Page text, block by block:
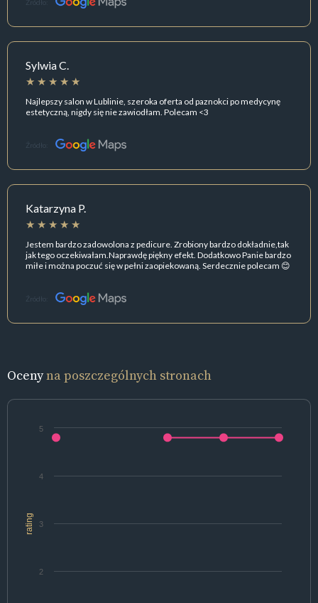
Źródło:
Sylwia C.
Najlepszy salon w Lublinie, szeroka oferta od paznokci po medycynę
estetyczną, nigdy się nie zawiodłam. Polecam <3
Źródło:
Katarzyna P.
Jestem bardzo zadowolona z pedicure. Zrobiony bardzo dokładnie,tak
jak tego oczekiwałam.Naprawdę piękny efekt. Dodatkowo Panie bardzo
miłe i można poczuć się w pełni zaopiekowaną. Serdecznie polecam 😊
Źródło:
Ocenyna poszczególnych stronach
rating
2
3
4
5